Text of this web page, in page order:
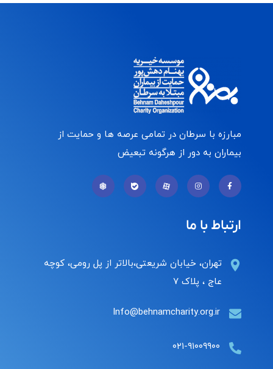
مبارزه با سرطان در تمامی عرصه ها و حمایت از
بیماران به دور از هرگونه تبعیض
ارتباط با ما
تهران، خیابان شریعتی،بالاتر از پل رومی، کوچه
عاج ، پلاک ۷
Info@behnamcharity.org.ir
۰۲۱-۹۱۰۰۹۹۰۰